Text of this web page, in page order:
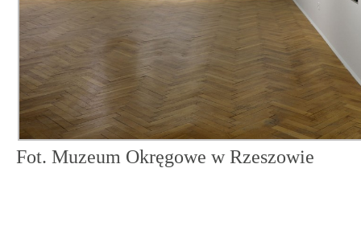
Fot. Muzeum Okręgowe w Rzeszowie